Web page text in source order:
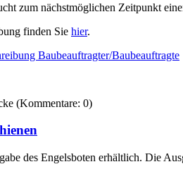
zum nächstmöglichen Zeitpunkt
finden Sie hier.
Baubeauftragter/Baubeauftragte
(Kommentare: 0)
des Engelsboten erhältlich. Die